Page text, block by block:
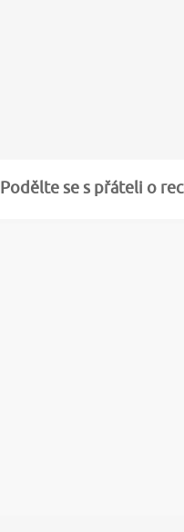
Podělte se s přáteli o